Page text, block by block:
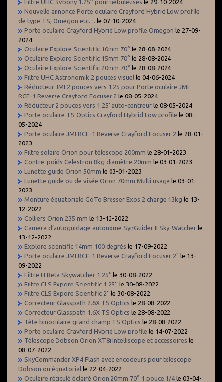
Filtre UHC Svbony 1.25’’ pour nébuleuses le 29-10-2024
Nouvelle annonce Porte oculaire Crayford Hybrid Low profile
de type TS, Omegon etc…
le 07-10-2024
Porte oculaire Crayford Hybrid Low profile Omegon le 27-09-
2024
Oculaire Explore Scientific 10mm 70° le 28-08-2024
Oculaire Explore Scientific 15mm 70° le 28-08-2024
Oculaire Explore Scientific 20mm 70° le 28-08-2024
Filtre UHC Astronomik 2 pouces visuel le 04-06-2024
Réducteur JMI 2 pouces vers 1.25 pour Porte oculaire JMI
RCF-1 Reverse Crayford Focuser 2 le 08-05-2024
Réducteur 2 pouces vers 1.25' auto-centreur le 08-05-2024
Porte oculaire TS Optics Crayford Hybrid Low profile le 08-
05-2024
Porte oculaire JMI RCF-1 Reverse Crayford Focuser 2 le 28-01-
2023
Filtre solaire Orion pour télescope 200mm le 28-01-2023
Contre-poids Celestron 8kg diamètre 20mm le 03-01-2023
Lunette guide Orion 50mm le 03-01-2023
Lunette guide ou de visée Orion 70mm Multi usage le 03-01-
2023
Monture équatoriale GoTo Bresser Exos 2 charge 13kg le 13-
12-2022
Colliers Orion 235 mm le 13-12-2022
Camera d’autoguidage autonome SynGuider II Sky-Watcher le
13-12-2022
Explore scientific 14mm 100 degrés le 17-09-2022
Porte oculaire JMI RCF-1 Reverse Crayford Focuser 2" le 13-
09-2022
Filtre H Beta Skywatcher 1.25’’ le 30-08-2022
Filtre CLS Expore Scientific 1.25’’ le 30-08-2022
Filtre CLS Expore Scientific 2’’ le 30-08-2022
Correcteur Glasspath 2.6X TS Optics le 28-08-2022
Correcteur Glasspath 1.6X TS Optics le 28-08-2022
Tête binoculaire grand champ TS Optics le 28-08-2022
Porte oculaire Crayford Hybrid Low profile le 14-07-2022
Télescope Dobson Orion XT8i Intelliscope et accessoires le
08-07-2022
SkyCommander XP4 Flash avec encodeurs pour télescope
Dobson ou équatorial le 22-04-2022
Oculaire réticulé éclairé Orion 20mm 70° 1 pouce 1/4 le 03-04-